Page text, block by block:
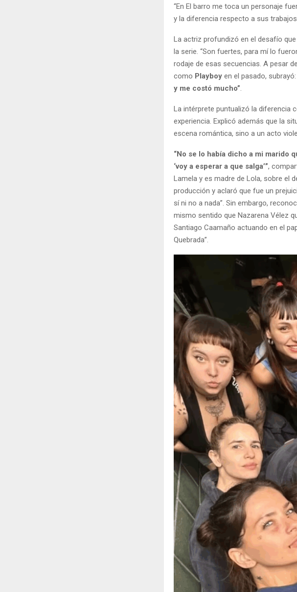
“En El barro me toca un personaje
y la diferencia respecto a sus
La actriz profundizó en el desafío
la serie. “Son fuertes, para mí lo
rodaje de esas secuencias. A pesar
como Playboy en el pasado, subrayó:
y me costó mucho”.
La intérprete puntualizó la diferencia
experiencia. Explicó además que la
escena romántica, sino a un acto
“No se lo había dicho a mi marido
‘voy a esperar a que salga’”,
Lamela y es madre de Lola, sobre el
producción y aclaró que fue un
sí ni no a nada”. Sin embargo,
mismo sentido que Nazarena Vélez
Santiago Caamaño actuando en el
Quebrada”.